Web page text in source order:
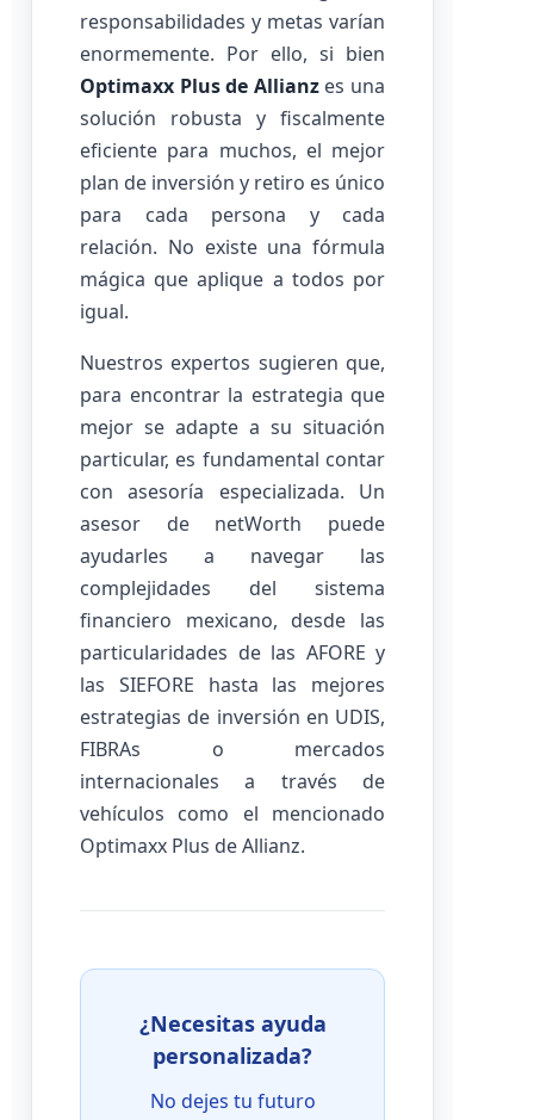
responsabilidades y metas varían
enormemente. Por ello, si bien
Optimaxx Plus de Allianzes una
solución robusta y fiscalmente
eficiente para muchos, el mejor
plan de inversión y retiro es único
para cada persona y cada
relación. No existe una fórmula
mágica que aplique a todos por
igual.
Nuestros expertos sugieren que,
para encontrar la estrategia que
mejor se adapte a su situación
particular, es fundamental contar
con asesoría especializada. Un
asesor de netWorth puede
ayudarles a navegar las
complejidades del sistema
financiero mexicano, desde las
particularidades de las AFORE y
las SIEFORE hasta las mejores
estrategias de inversión en UDIS,
FIBRAs o mercados
internacionales a través de
vehículos como el mencionado
Optimaxx Plus de Allianz.
¿Necesitas ayuda
personalizada?
No dejes tu futuro